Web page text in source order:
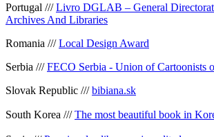
Portugal ///Livro DGLAB – General
Archives And Libraries
Romania ///Local Design Award
Serbia ///FECO Serbia - Union of Cartoonists
Slovak Republic ///bibiana.sk
South Korea ///The most beautiful book in